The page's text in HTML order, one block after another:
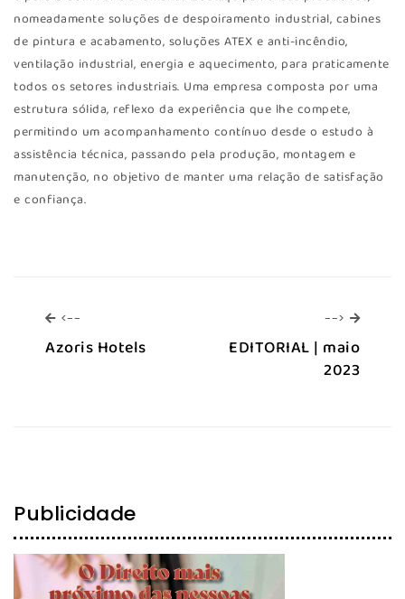
nomeadamente soluções de despoiramento industrial, cabines
de pintura e acabamento, soluções ATEX e anti-incêndio,
ventilação industrial, energia e aquecimento, para praticamente
todos os setores industriais. Uma empresa composta por uma
estrutura sólida, reflexo da experiência que lhe compete,
permitindo um acompanhamento contínuo desde o estudo à
assistência técnica, passando pela produção, montagem e
manutenção, no objetivo de manter uma relação de satisfação
e confiança.
<--
Azoris Hotels
--> -->
EDITORIAL | maio
2023
Publicidade